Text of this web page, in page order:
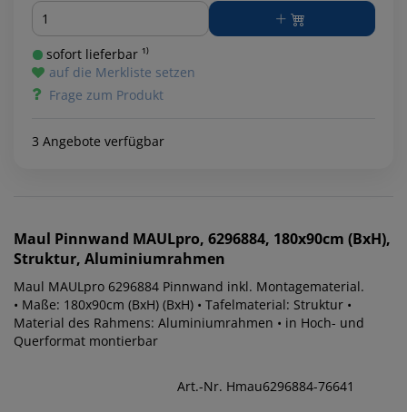
Menge
sofort lieferbar ¹⁾
auf die Merkliste setzen
Frage zum Produkt
3 Angebote verfügbar
Maul Pinnwand MAULpro, 6296884, 180x90cm (BxH),
Struktur, Aluminiumrahmen
Maul MAULpro 6296884 Pinnwand inkl. Montagematerial.
• Maße: 180x90cm (BxH) (BxH) • Tafelmaterial: Struktur •
Material des Rahmens: Aluminiumrahmen • in Hoch- und
Querformat montierbar
Art.-Nr. Hmau6296884-76641